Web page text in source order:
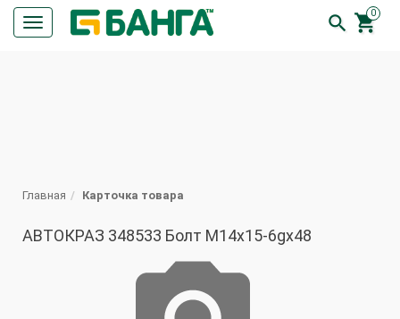
Кнопка
меню
0


Главная Карточка товара
АВТОКРАЗ 348533 Болт М14х15-6gх48